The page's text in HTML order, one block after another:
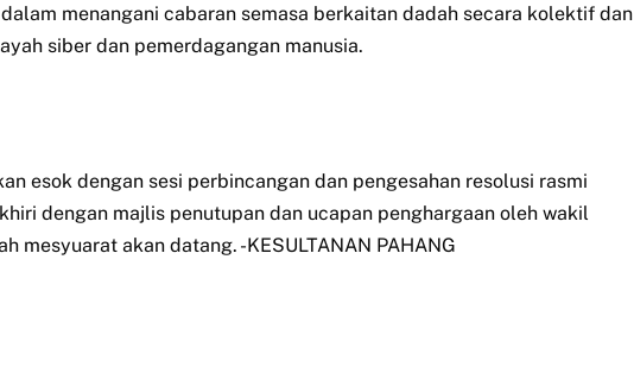
menangani cabaran semasa berkaitan dadah secara kolektif dan
siber dan pemerdagangan manusia.
esok dengan sesi perbincangan dan pengesahan resolusi rasmi
dengan majlis penutupan dan ucapan penghargaan oleh wakil
mesyuarat akan datang. -KESULTANAN PAHANG